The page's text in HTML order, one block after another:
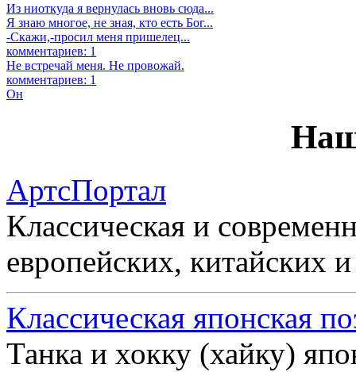
Из ниоткуда я вернулась вновь сюда...
Я знаю многое, не зная, кто есть Бог...
-Скажи,-просил меня пришелец...
комментариев: 1
Не встречай меня. Не провожай.
комментариев: 1
Он
АртсПортал
Классическая и
европейских, китайских
Классическая японская
Танка и хокку (хайку)